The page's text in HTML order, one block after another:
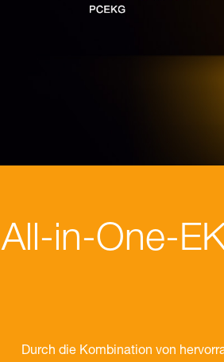
All-in-One-
Durch die Kombination von